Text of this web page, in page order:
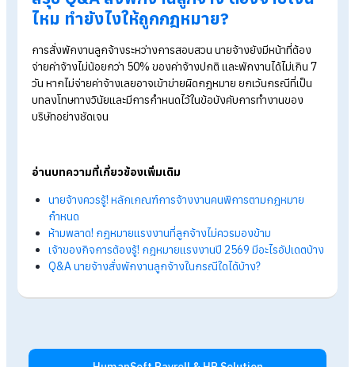
A: โดยทั่วไปแล้วถือว่าผิดกฎหมาย
ในกรณีที่นายจ้างสั่งพักงานลูกจ้างระหว่างการสอบสวน แต่ไม่จ่า
จ้างเลย อาจถือว่าเป็นการดำเนินการที่ไม่ถูกต้องตามกฎหมาย เพร
อย่างไรก็ตาม การพักงานโดยไม่จ่ายค่าจ้าง สามารถทำได้ในบาง
เช่น เมื่อการพักงานเป็น บทลงโทษทางวินัย หลังจากที่มีการสอบส
และพิสูจน์แล้วว่าลูกจ้างกระทำความผิดจริง
โดยนายจ้างต้องมีข้อบังคับเกี่ยวกับการทำงาน ระบุไว้อย่างชัดเจน